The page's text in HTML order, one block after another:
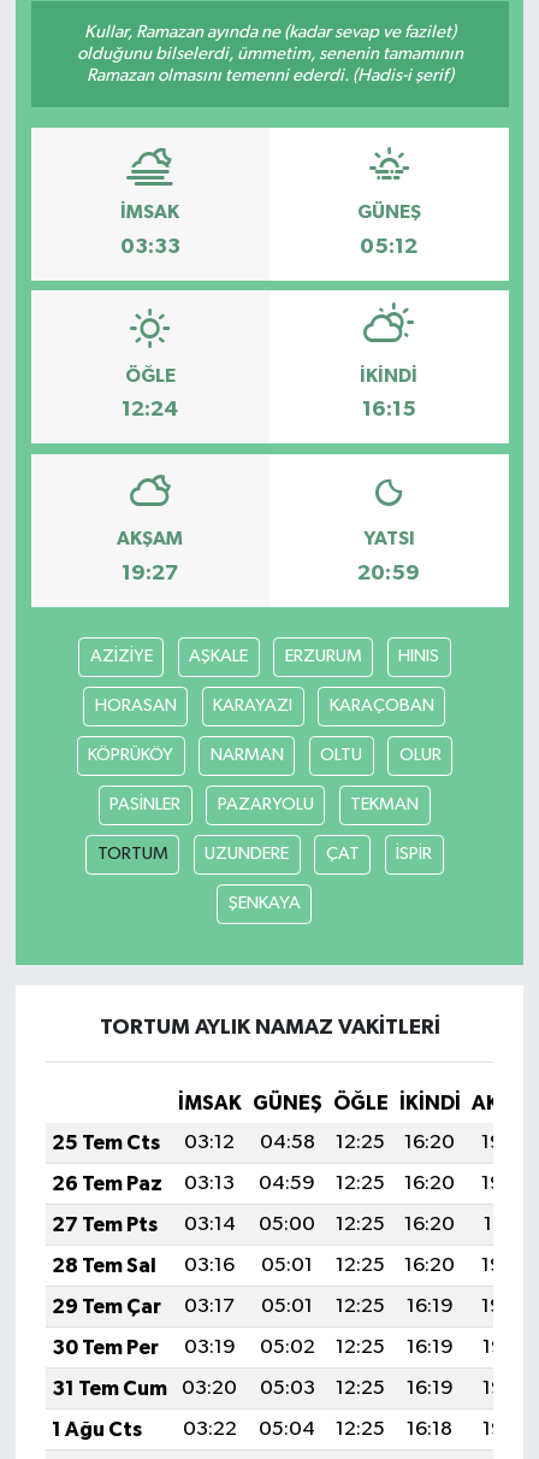
Kullar, Ramazan ayında ne (kadar sevap ve fazilet)
olduğunu bilselerdi, ümmetim, senenin tamamının
Ramazan olmasını temenni ederdi. (Hadis-i şerif)
İMSAK
03:33
GÜNEŞ
05:12
ÖĞLE
12:24
İKINDI
16:15
AKŞAM
19:27
YATSI
20:59
AZİZİYE AŞKALE ERZURUM HINIS
HORASAN KARAYAZI KARAÇOBAN
KÖPRÜKÖY NARMAN OLTU OLUR
PASİNLER PAZARYOLU TEKMAN
TORTUM UZUNDERE ÇAT İSPİR
ŞENKAYA
TORTUM AYLIK NAMAZ VAKITLERI
İMSAK GÜNEŞ ÖĞLE İKINDI
25 Tem Cts
03:12 04:58 12:25 16:20
19:43
26 Tem Paz
03:13 04:59 12:25 16:20
19:42
27 Tem Pts
03:14 05:00 12:25 16:20
19:41
28 Tem Sal
03:16 05:01 12:25 16:20
19:40
29 Tem Çar
03:17 05:01 12:25 16:19
19:39
30 Tem Per
03:19 05:02 12:25 16:19
19:38
31 Tem Cum
03:20 05:03 12:25 16:19
19:37
1 Ağu Cts
03:22 05:04 12:25 16:18
19:36
Siyaset
Spor
Vefat Edenler
Yaşam